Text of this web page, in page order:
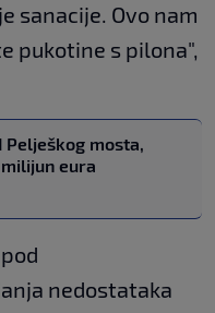
sanacije. Ovo nam
pukotine s pilona",
Pelješkog mosta,
eura
nedostataka